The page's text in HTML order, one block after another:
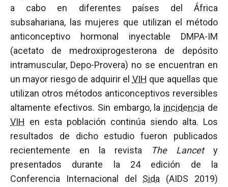
a cabo en diferentes países del África
subsahariana, las mujeres que utilizan el método
anticonceptivo hormonal inyectable DMPA-IM
(acetato de medroxiprogesterona de depósito
intramuscular, Depo-Provera) no se encuentran en
un mayor riesgo de adquirir el VIH que aquellas que
utilizan otros métodos anticonceptivos reversibles
altamente efectivos. Sin embargo, la incidencia de
VIH en esta población continúa siendo alta. Los
resultados de dicho estudio fueron publicados
recientemente en la revista
The Lancet y
presentados durante la 24 edición de la
Conferencia Internacional del Sida (AIDS 2019)